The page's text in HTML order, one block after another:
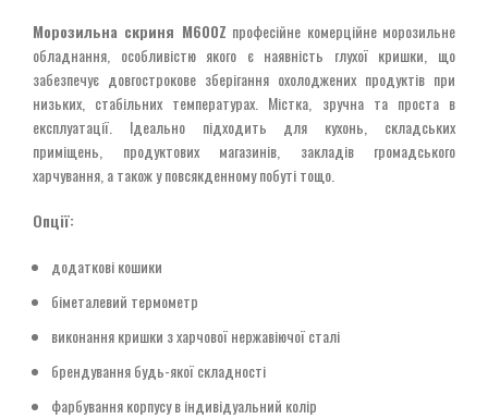
Морозильна скриня M600Z професійне комерційне морозильне
обладнання, особливістю якого є наявність глухої кришки, що
забезпечує довгострокове зберігання охолоджених продуктів при
низьких, стабільних температурах. Містка, зручна та проста в
експлуатації. Ідеально підходить для кухонь, складських
приміщень, продуктових магазинів, закладів громадського
харчування, а також у повсякденному побуті тощо.
Опції:
додаткові кошики
біметалевий термометр
виконання кришки з харчової нержавіючої сталі
брендування будь-якої складності
фарбування корпусу в індивідуальний колір